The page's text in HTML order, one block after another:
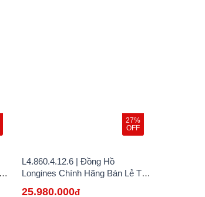
27%
OFF
L4.860.4.12.6 | Đồng Hồ
Longines Chính Hãng Bán Lẻ Tại
25.980.000đ